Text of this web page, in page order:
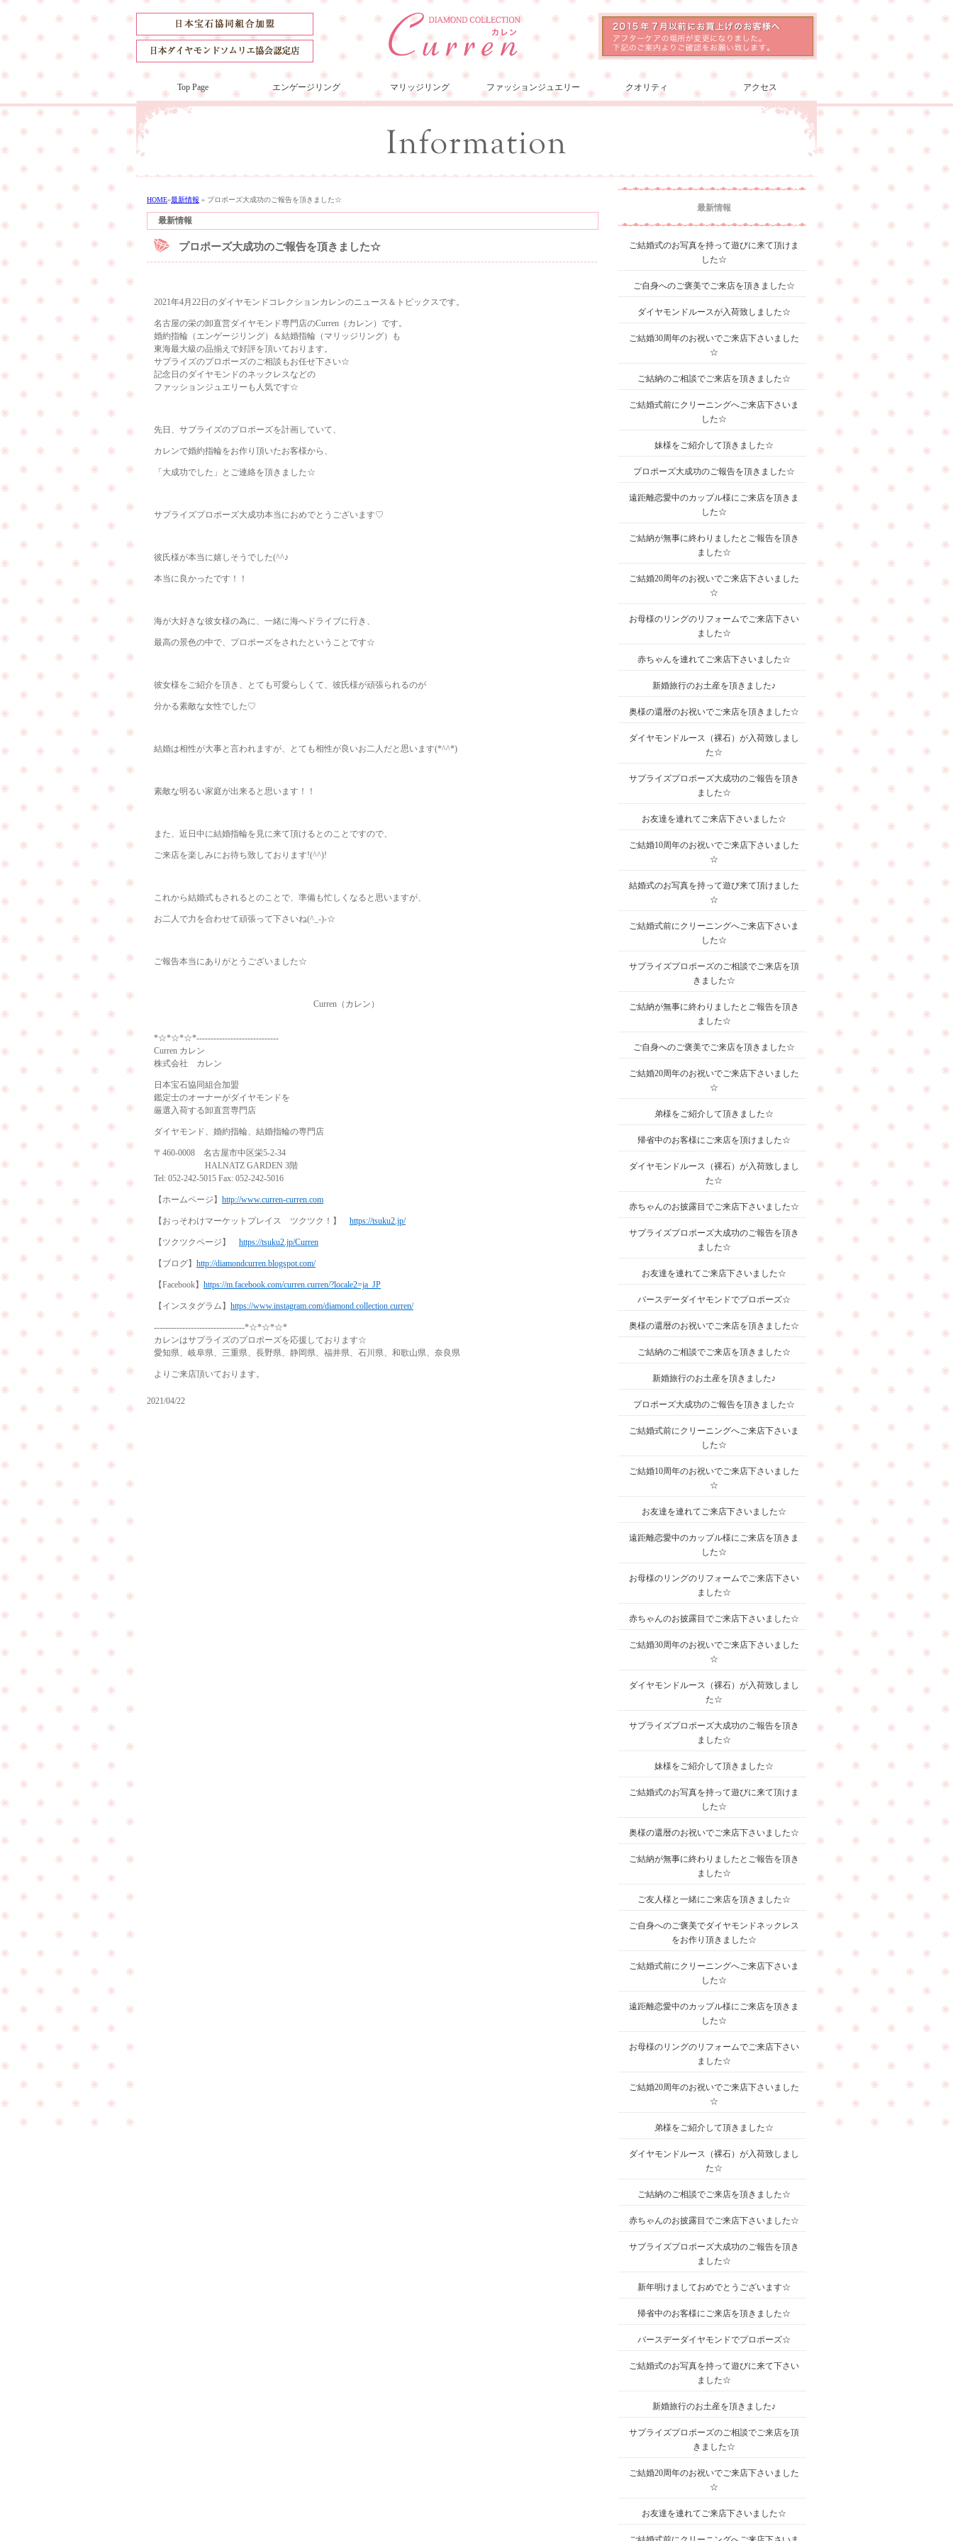
Top Page エンゲージリング マリッジリング ファッションジュエリー クオリティ アクセス
HOME»最新情報 » プロポーズ大成功のご報告を頂きました☆
最新情報
プロポーズ大成功のご報告を頂きました☆
2021年4月22日のダイヤモンドコレクションカレンのニュース＆トピックスです。
名古屋の栄の卸直営ダイヤモンド専門店のCurren（カレン）です。
婚約指輪（エンゲージリング）＆結婚指輪（マリッジリング）も
東海最大級の品揃えで好評を頂いております。
サプライズのプロポーズのご相談もお任せ下さい☆
記念日のダイヤモンドのネックレスなどの
ファッションジュエリーも人気です☆
先日、サプライズのプロポーズを計画していて、
カレンで婚約指輪をお作り頂いたお客様から、
「大成功でした」とご連絡を頂きました☆
サプライズプロポーズ大成功本当におめでとうございます♡
彼氏様が本当に嬉しそうでした(^^♪
本当に良かったです！！
海が大好きな彼女様の為に、一緒に海へドライブに行き、
最高の景色の中で、プロポーズをされたということです☆
彼女様をご紹介を頂き、とても可愛らしくて、彼氏様が頑張られるのが
分かる素敵な女性でした♡
結婚は相性が大事と言われますが、とても相性が良いお二人だと思います(*^^*)
素敵な明るい家庭が出来ると思います！！
また、近日中に結婚指輪を見に来て頂けるとのことですので、
ご来店を楽しみにお待ち致しております!(^^)!
これから結婚式もされるとのことで、準備も忙しくなると思いますが、
お二人で力を合わせて頑張って下さいね(^_-)-☆
ご報告本当にありがとうございました☆
Curren（カレン）
*☆*☆*☆*-----------------------------
Curren カレン
株式会社 カレン
日本宝石協同組合加盟
鑑定士のオーナーがダイヤモンドを
厳選入荷する卸直営専門店
ダイヤモンド、婚約指輪、結婚指輪の専門店
〒460-0008 名古屋市中区栄5-2-34
HALNATZ GARDEN 3階
Tel: 052-242-5015 Fax: 052-242-5016
【ホームページ】 http://www.curren-curren.com
【おっそわけマーケットプレイス ツクツク！】 https://tsuku2.jp/
【ツクツクページ】 https://tsuku2.jp/Curren
【ブログ】 http://diamondcurren.blogspot.com/
【Facebook】 https://m.facebook.com/curren.curren/?locale2=ja_JP
【インスタグラム】 https://www.instagram.com/diamond.collection.curren/
--------------------------------*☆*☆*☆*
カレンはサプライズのプロポーズを応援しております☆
愛知県、岐阜県、三重県、長野県、静岡県、福井県、石川県、和歌山県、奈良県
よりご来店頂いております。
2021/04/22
最新情報
ご結婚式のお写真を持って遊びに来て頂けま
した☆
ご自身へのご褒美でご来店を頂きました☆
ダイヤモンドルースが入荷致しました☆
ご結婚30周年のお祝いでご来店下さいました
☆
ご結納のご相談でご来店を頂きました☆
ご結婚式前にクリーニングへご来店下さいま
した☆
妹様をご紹介して頂きました☆
プロポーズ大成功のご報告を頂きました☆
遠距離恋愛中のカップル様にご来店を頂きま
した☆
ご結納が無事に終わりましたとご報告を頂き
ました☆
ご結婚20周年のお祝いでご来店下さいました
☆
お母様のリングのリフォームでご来店下さい
ました☆
赤ちゃんを連れてご来店下さいました☆
新婚旅行のお土産を頂きました♪
奥様の還暦のお祝いでご来店を頂きました☆
ダイヤモンドルース（裸石）が入荷致しまし
た☆
サプライズプロポーズ大成功のご報告を頂き
ました☆
お友達を連れてご来店下さいました☆
ご結婚10周年のお祝いでご来店下さいました
☆
結婚式のお写真を持って遊び来て頂けました
☆
ご結婚式前にクリーニングへご来店下さいま
した☆
サプライズプロポーズのご相談でご来店を頂
きました☆
ご結納が無事に終わりましたとご報告を頂き
ました☆
ご自身へのご褒美でご来店を頂きました☆
ご結婚20周年のお祝いでご来店下さいました
☆
弟様をご紹介して頂きました☆
帰省中のお客様にご来店を頂けました☆
ダイヤモンドルース（裸石）が入荷致しまし
た☆
赤ちゃんのお披露目でご来店下さいました☆
サプライズプロポーズ大成功のご報告を頂き
ました☆
お友達を連れてご来店下さいました☆
バースデーダイヤモンドでプロポーズ☆
奥様の還暦のお祝いでご来店を頂きました☆
ご結納のご相談でご来店を頂きました☆
新婚旅行のお土産を頂きました♪
プロポーズ大成功のご報告を頂きました☆
ご結婚式前にクリーニングへご来店下さいま
した☆
ご結婚10周年のお祝いでご来店下さいました
☆
お友達を連れてご来店下さいました☆
遠距離恋愛中のカップル様にご来店を頂きま
した☆
お母様のリングのリフォームでご来店下さい
ました☆
赤ちゃんのお披露目でご来店下さいました☆
ご結婚30周年のお祝いでご来店下さいました
☆
ダイヤモンドルース（裸石）が入荷致しまし
た☆
サプライズプロポーズ大成功のご報告を頂き
ました☆
妹様をご紹介して頂きました☆
ご結婚式のお写真を持って遊びに来て頂けま
した☆
奥様の還暦のお祝いでご来店下さいました☆
ご結納が無事に終わりましたとご報告を頂き
ました☆
ご友人様と一緒にご来店を頂きました☆
ご自身へのご褒美でダイヤモンドネックレス
をお作り頂きました☆
ご結婚式前にクリーニングへご来店下さいま
した☆
遠距離恋愛中のカップル様にご来店を頂きま
した☆
お母様のリングのリフォームでご来店下さい
ました☆
ご結婚20周年のお祝いでご来店下さいました
☆
弟様をご紹介して頂きました☆
ダイヤモンドルース（裸石）が入荷致しまし
た☆
ご結納のご相談でご来店を頂きました☆
赤ちゃんのお披露目でご来店下さいました☆
サプライズプロポーズ大成功のご報告を頂き
ました☆
新年明けましておめでとうございます☆
帰省中のお客様にご来店を頂きました☆
バースデーダイヤモンドでプロポーズ☆
ご結婚式のお写真を持って遊びに来て下さい
ました☆
新婚旅行のお土産を頂きました♪
サプライズプロポーズのご相談でご来店を頂
きました☆
ご結婚20周年のお祝いでご来店下さいました
☆
お友達を連れてご来店下さいました☆